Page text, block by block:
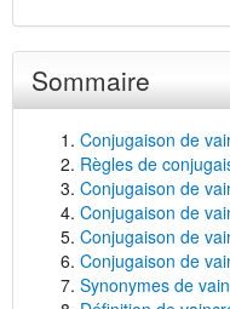
Sommaire
Conjugaison de
Règles de
Conjugaison de
Conjugaison de
Conjugaison de
Conjugaison de
Synonymes de